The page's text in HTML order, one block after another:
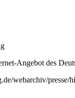
Angebot des
webarchiv/presse/